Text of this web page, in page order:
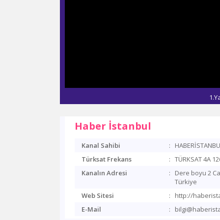
Haber İstanbul
Kanal Sahibi :
Türksat Frekans
: TÜRKSAT 4A
Kanalın Adresi
:
Dere boyu 2
Türkiye
Web Sitesi
:
http://
E-Mail
: